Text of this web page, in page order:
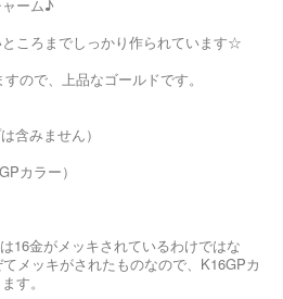
ーム♪
ころまでしっかり作られています☆
ので、上品なゴールドです。
含みません）
カラー）
16金がメッキされているわけではな
メッキがされたものなので、K16GPカ
す。